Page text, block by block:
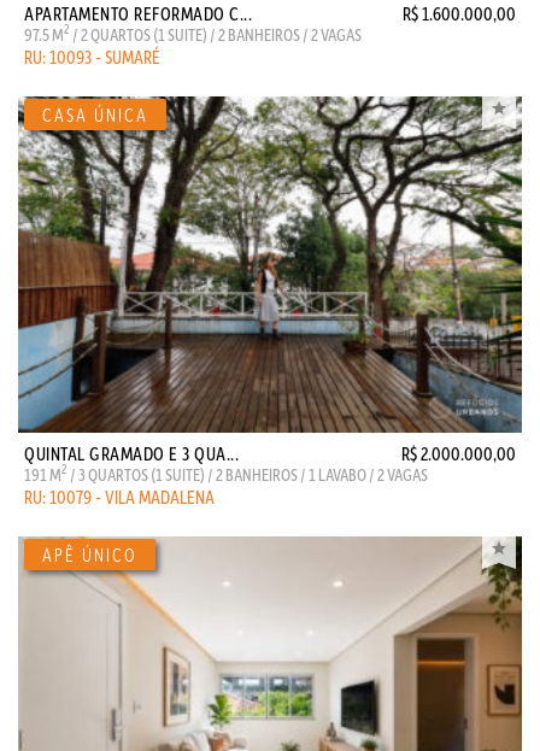
APARTAMENTO REFORMADO C... R$ 1.600.000,00
97.5 M2 / 2 QUARTOS (1 SUITE) / 2 BANHEIROS / 2 VAGAS
RU: 10093 - SUMARÉ
QUINTAL GRAMADO E 3 QUA... R$ 2.000.000,00
191 M2 / 3 QUARTOS (1 SUITE) / 2 BANHEIROS / 1 LAVABO / 2 VAGAS
RU: 10079 - VILA MADALENA